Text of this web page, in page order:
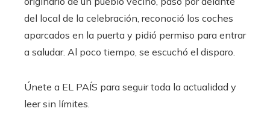
del local de la celebración, reconoció los coches
aparcados en la puerta y pidió permiso para entrar
a saludar. Al poco tiempo, se escuchó el disparo.
Únete a EL PAÍS para seguir toda la actualidad y
leer sin límites.